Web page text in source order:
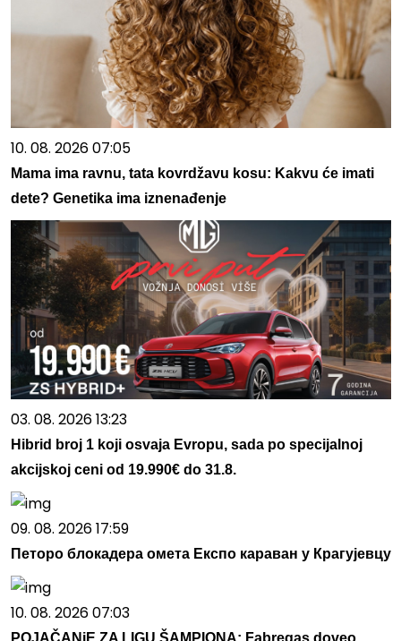
10. 08. 2026 07:05
Mama ima ravnu, tata kovrdžavu kosu: Kakvu će imati
dete? Genetika ima iznenađenje
03. 08. 2026 13:23
Hibrid broj 1 koji osvaja Evropu, sada po specijalnoj
akcijskoj ceni od 19.990€ do 31.8.
09. 08. 2026 17:59
Петоро блокадера омета Експо караван у Крагујевцу
10. 08. 2026 07:03